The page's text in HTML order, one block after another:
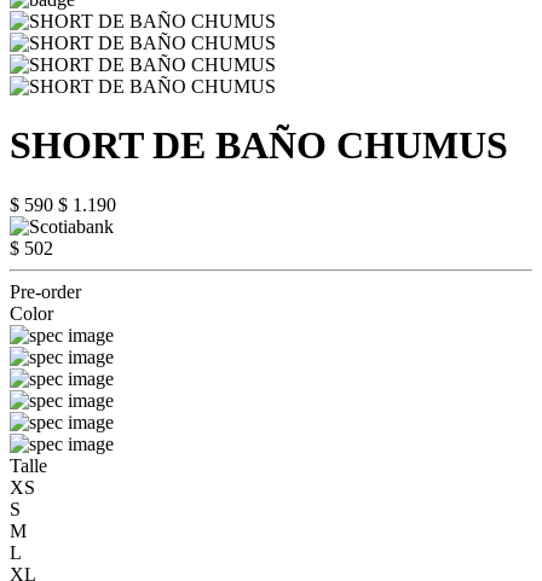
SHORT DE BAÑO CHUMUS
$ 590 $ 1.190
$ 502
Pre-order
Color
Talle
XS
S
M
L
XL